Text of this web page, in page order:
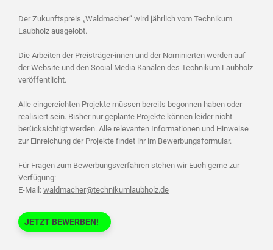
Der Zukunftspreis „Waldmacher“ wird jährlich vom Technikum
Laubholz ausgelobt.
Die Arbeiten der Preisträger·innen und der Nominierten werden auf
der Website und den Social Media Kanälen des Technikum Laubholz
veröffentlicht.
Alle eingereichten Projekte müssen bereits begonnen haben oder
realisiert sein. Bisher nur geplante Projekte können leider nicht
berücksichtigt werden. Alle relevanten Informationen und Hinweise
zur Einreichung der Projekte findet ihr im Bewerbungsformular.
Für Fragen zum Bewerbungsverfahren stehen wir Euch gerne zur
Verfügung:
E-Mail: waldmacher@technikumlaubholz.de
JETZT BEWERBEN!